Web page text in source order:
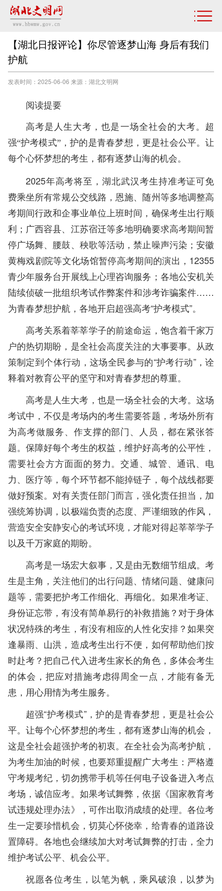
【湖北日报评论】你尽管逐梦山海 身后有我们
护航
发表时间：2025-06-06 来源：湖北文明网
阅读提要
高考是人生大考，也是一场全社会的大考。超
强“护考模式”，护的是青春梦想，更是社会公平。让
每个心怀梦想的考生，都有逐梦山海的机会。
2025年高考将至，湖北武汉考生持准考证可免
费乘坐所有常规公交线路，恩施、随州等多地调整高
考期间行政和企事业单位上班时间，确保考生出行顺
利；广西容县、江苏宿迁等多地明确要求高考期间暂
停广场舞、腰鼓、秧歌等活动，禁止噪声污染；安徽
黄梅戏剧院等文化场馆暂停高考期间的演出，12355
青少年服务台开展线上心理咨询服务；各地公安机关
陆续侦破一批组织考试作弊案件和涉考诈骗案件……
为青春梦想护航，各地开启超强高考“护考模式”。
高考关系着莘莘学子的前途命运，饱含着千家万
户的热切期盼，是全社会高度关注的大事要事。从政
策制定到个体行动，这场全民参与的“护考行动”，诠
释着对教育公平的坚守和对青春梦想的尊重。
高考是人生大考，也是一场全社会的大考。这场
考试中，不仅是考场内的考生需要答题，考场外所有
为高考做服务、作支撑的部门、人员，都在紧张答
题。保障好每个考生的权益，维护好高考的公平性，
需要社会方方面面的努力。交通、城管、通讯、电
力、医疗等，每个环节都不能掉链子，每个战线都要
做好预案。对有关责任部门而言，强化责任担当，加
强统筹协调，以极端负责的态度、严谨细致的作风，
营造安全安静安心的考试环境，才能对得起莘莘学子
以及千万家庭的期盼。
高考是一场宏大叙事，又是由无数细节组成。考
生是主角，关注他们的出行问题、情绪问题、健康问
题等，需要把护考工作细化、再细化。如果准考证、
身份证忘带，有没有简单易行的补救措施？对于身体
状况特殊的考生，有没有相应的人性化安排？如果突
逢暴雨、山洪，造成考生出行不便，如何帮助他们按
时赴考？把自己代入进考生家长的角色，多体会考生
的体会，把应对措施考虑得周全一点，才能有备无
患，用心用情为考生服务。
超强“护考模式”，护的是青春梦想，更是社会公
平。让每个心怀梦想的考生，都有逐梦山海的机会，
这是全社会超强护考的初衷。在全社会为高考护航，
为考生加油的时候，也要郑重提醒广大考生：严格遵
守考规考纪，切勿携带手机等任何电子设备进入考点
考场，诚信应考。如果考试舞弊，依据《国家教育考
试违规处理办法》，可作出取消成绩的处理。各位考
生一定要珍惜机会，切莫心怀侥幸，给青春的道路设
置障碍。各地也会继续加大对考试舞弊的打击，全力
维护考试公平、机会公平。
祝愿各位考生，以笔为帆，乘风破浪，以梦为